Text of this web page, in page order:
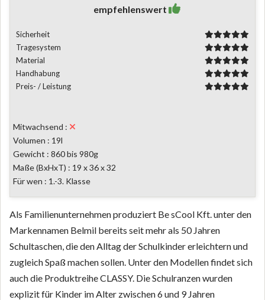
empfehlenswert
Sicherheit
Tragesystem
Material
Handhabung
Preis- / Leistung
Mitwachsend :
Volumen : 19l
Gewicht : 860 bis 980g
Maße (BxHxT) : 19 x 36 x 32
Für wen : 1.-3. Klasse
Als Familienunternehmen produziert Be sCool Kft. unter den
Markennamen Belmil bereits seit mehr als 50 Jahren
Schultaschen, die den Alltag der Schulkinder erleichtern und
zugleich Spaß machen sollen. Unter den Modellen findet sich
auch die Produktreihe CLASSY. Die Schulranzen wurden
explizit für Kinder im Alter zwischen 6 und 9 Jahren